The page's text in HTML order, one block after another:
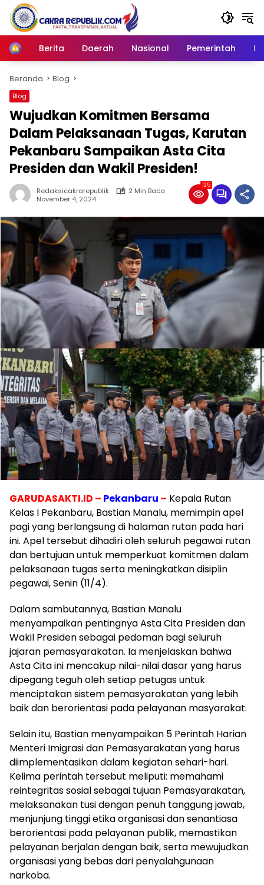
Langsung
konten
Home
Berita Daerah Nasional Pemerintah
Beranda Blog
Blog
Wujudkan Komitmen Bersama
Dalam Pelaksanaan Tugas, Karutan
Pekanbaru Sampaikan Asta Cita
Presiden dan Wakil Presiden!
Redaksicakrarepublik
2 Min Baca
November 4, 2024
125
GARUDASAKTI.ID – Pekanbaru – Kepala Rutan
Kelas I Pekanbaru, Bastian Manalu, memimpin apel
pagi yang berlangsung di halaman rutan pada hari
ini. Apel tersebut dihadiri oleh seluruh pegawai rutan
dan bertujuan untuk memperkuat komitmen dalam
pelaksanaan tugas serta meningkatkan disiplin
pegawai, Senin (11/4).
Dalam sambutannya, Bastian Manalu
menyampaikan pentingnya Asta Cita Presiden dan
Wakil Presiden sebagai pedoman bagi seluruh
jajaran pemasyarakatan. Ia menjelaskan bahwa
Asta Cita ini mencakup nilai-nilai dasar yang harus
dipegang teguh oleh setiap petugas untuk
menciptakan sistem pemasyarakatan yang lebih
baik dan berorientasi pada pelayanan masyarakat.
Selain itu, Bastian menyampaikan 5 Perintah Harian
Menteri Imigrasi dan Pemasyarakatan yang harus
diimplementasikan dalam kegiatan sehari-hari.
Kelima perintah tersebut meliputi: memahami
reintegritas sosial sebagai tujuan Pemasyarakatan,
melaksanakan tusi dengan penuh tanggung jawab,
menjunjung tinggi etika organisasi dan senantiasa
berorientasi pada pelayanan publik, memastikan
pelayanan berjalan dengan baik, serta mewujudkan
organisasi yang bebas dari penyalahgunaan
narkoba.